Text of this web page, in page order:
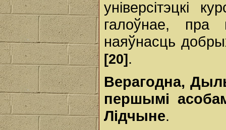
універсітэцкі
галоўнае, пра
наяўнасць
[20] .
Верагодна,
першымі
Лідчыне.